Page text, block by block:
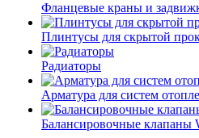
Фланцевые краны и
Плинтусы для скрытой
Радиаторы
Арматура для систем
Балансировочные клапаны